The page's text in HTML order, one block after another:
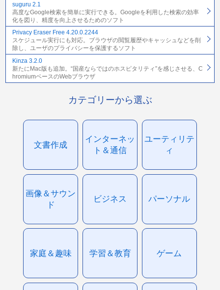
suguru 2.1
高度なGoogle検索を簡単に実行できる。Googleを利用した検索の効率
化を図り、精度を向上させるためのソフト
Privacy Eraser Free 4.20.0.2244
スケジュール実行にも対応。ブラウザの閲覧履歴やキャッシュなどを削
除し、ユーザのプライバシーを保護するソフト
Kinza 3.2.0
新たにMac版も追加。“国産ならではのホスピタリティ”を感じさせる、C
hromiumベースのWebブラウザ
カテゴリーから選ぶ
文書作成
インターネッ
ト＆通信
ユーティリテ
ィ
画像＆サウン
ド
ビジネス パーソナル
家庭＆趣味 学習＆教育 ゲーム